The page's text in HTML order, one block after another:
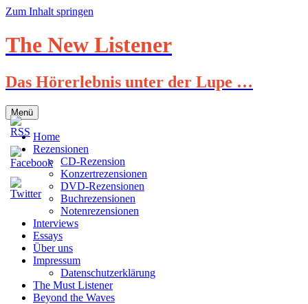
Zum Inhalt springen
The New Listener
Das Hörerlebnis unter der Lupe …
Menü
Home
Rezensionen
CD-Rezension
Konzertrezensionen
DVD-Rezensionen
Buchrezensionen
Notenrezensionen
Interviews
Essays
Über uns
Impressum
Datenschutzerklärung
The Must Listener
Beyond the Waves